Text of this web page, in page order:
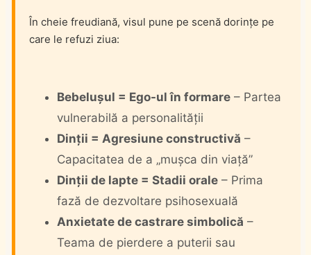
În cheie freudiană, visul pune pe scenă dorințe pe
care le refuzi ziua:
Bebelușul = Ego-ul în formare – Partea
vulnerabilă a personalității
Dinții = Agresiune constructivă –
Capacitatea de a „mușca din viață”
Dinții de lapte = Stadii orale – Prima
fază de dezvoltare psihosexuală
Anxietate de castrare simbolică –
Teama de pierdere a puterii sau